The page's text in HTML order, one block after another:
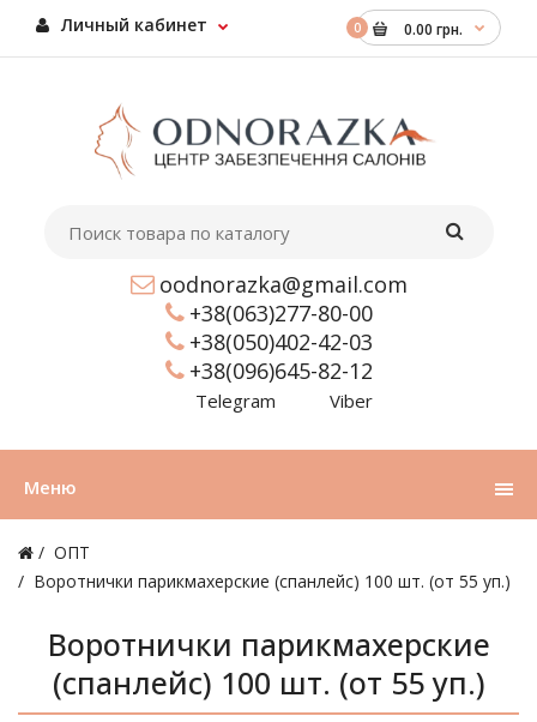
0 0.00 грн.
Личный кабинет
oodnorazka@gmail.com
+38(063)277-80-00
+38(050)402-42-03
+38(096)645-82-12
Telegram Viber
Меню
ОПТ
Воротнички парикмахерские (спанлейс) 100 шт. (от 55 уп.)
Воротнички парикмахерские
(спанлейс) 100 шт. (от 55 уп.)